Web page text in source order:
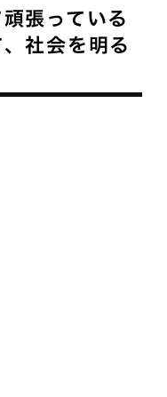
張っている
社会を明る